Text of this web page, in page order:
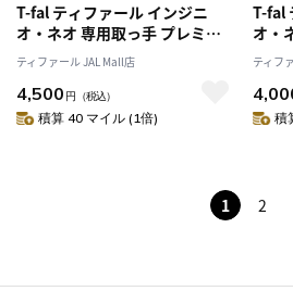
T-fal ティファール インジニ
オ・ネオ 専用取っ手 プレミア
ム 黒xシルバー L98630
ティファール JAL Mall店
4,500 円 （税込）
積算 40 マイル (1倍)
T-fal
オ・
ブラ
ティフ
積
1 2